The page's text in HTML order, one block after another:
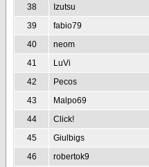
38
Izutsu
39
fabio79
40
neom
41
LuVi
42
Pecos
43
Malpo69
44
Click!
45
Giulbigs
46
robertok9